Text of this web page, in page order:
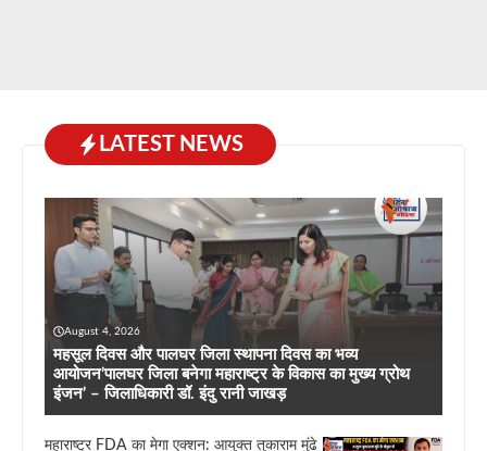
LATEST NEWS
August 4, 2026
महसूल दिवस और पालघर जिला स्थापना दिवस का भव्य
आयोजन’पालघर जिला बनेगा महाराष्ट्र के विकास का मुख्य ग्रोथ
इंजन’ – जिलाधिकारी डॉ. इंदु रानी जाखड़
महाराष्ट्र FDA का मेगा एक्शन: आयुक्त तुकाराम मुंढे